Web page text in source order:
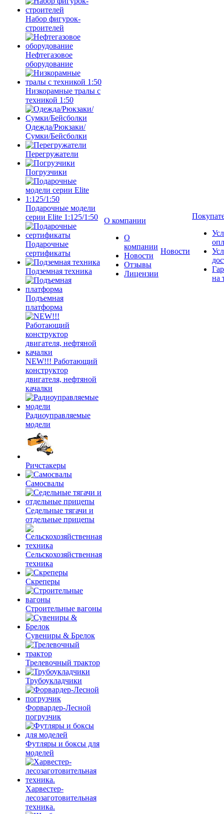
Набор фигурок-
строителей
Нефтегазовое
оборудование
Низкорамные тралы с
техникой 1:50
Одежда/Рюкзаки/
Сумки/Бейсболки
Перегружатели
Погрузчики
Подарочные модели
серии Elite 1:125/1:50
Подарочные
сертификаты
Подземная техника
Подъемная
платформа
NEW!!! Работающий
конструктор
двигателя, нефтяной
качалки
Радиоуправляемые
модели
Ричстакеры
Самосвалы
Седельные тягачи и
отдельные прицепы
Сельскохозяйственная
техника
Скреперы
Строительные вагоны
Сувениры & Брелок
Трелевочный трактор
Трубоукладчики
Форвардер-Лесной
погрузчик
Футляры и боксы для
моделей
Харвестер-
лесозаготовительная
техника.
О компании
О
компании
Новости
Отзывы
Лицензии
Новости
на